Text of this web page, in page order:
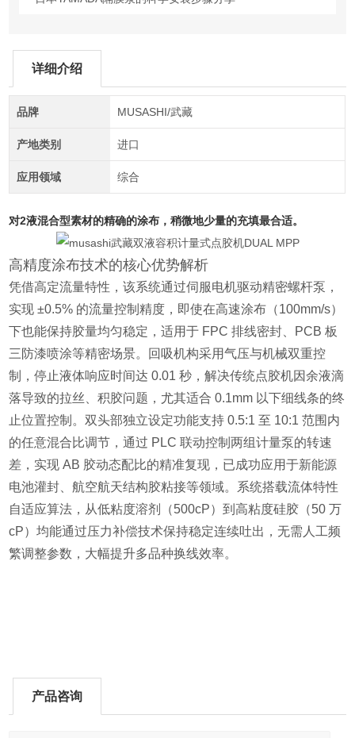
详细介绍
品牌 MUSASHI/武藏
产地类别 进口
应用领域 综合
对2液混合型素材的精确的涂布，稍微地少量的充填最合适。
高精度涂布技术的核心优势解析
凭借高定流量特性，该系统通过伺服电机驱动精密螺杆泵，
实现 ±0.5% 的流量控制精度，即使在高速涂布（100mm/s）
下也能保持胶量均匀稳定，适用于 FPC 排线密封、PCB 板
三防漆喷涂等精密场景。回吸机构采用气压与机械双重控
制，停止液体响应时间达 0.01 秒，解决传统点胶机因余液滴
落导致的拉丝、积胶问题，尤其适合 0.1mm 以下细线条的终
止位置控制。双头部独立设定功能支持 0.5:1 至 10:1 范围内
的任意混合比调节，通过 PLC 联动控制两组计量泵的转速
差，实现 AB 胶动态配比的精准复现，已成功应用于新能源
电池灌封、航空航天结构胶粘接等领域。系统搭载流体特性
自适应算法，从低粘度溶剂（500cP）到高粘度硅胶（50 万
cP）均能通过压力补偿技术保持稳定连续吐出，无需人工频
繁调整参数，大幅提升多品种换线效率。
产品咨询